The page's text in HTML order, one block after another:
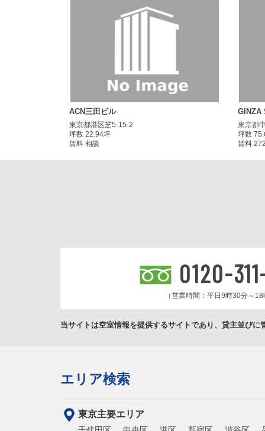
ACN三田ビル
東京都港区芝5-15-2
坪数 22.94坪
賃料 相談
GINZA
東京都
坪数
賃料
0120-
（営業時間：平日9時30分～
当サイトは空室情報を提供するサイトであり、貸主並び
エリア検索
東京主要エリア